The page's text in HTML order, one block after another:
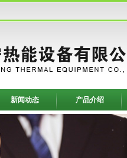
新闻动态 产品介绍